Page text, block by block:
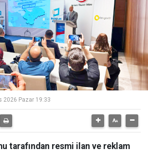
2026 Pazar 19:33
tarafından resmi ilan ve reklam